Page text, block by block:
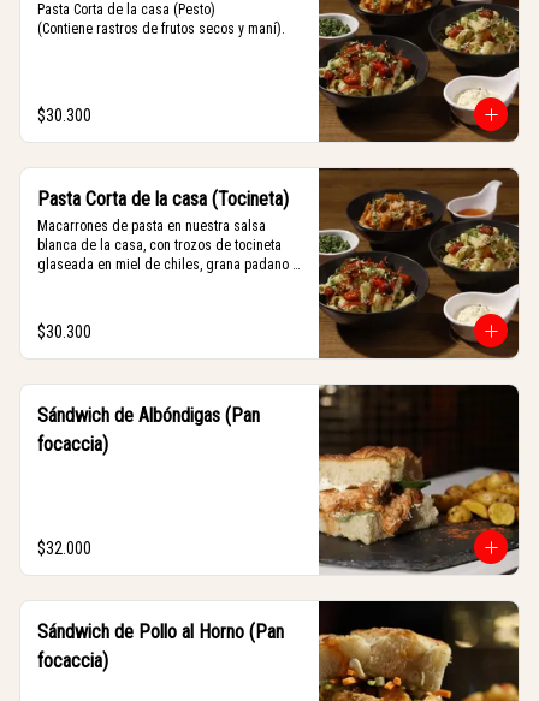
Pasta Corta de la casa (Pesto)
(Contiene rastros de frutos secos y maní).
$30.300
Pasta Corta de la casa (Tocineta)
Macarrones de pasta en nuestra salsa
blanca de la casa, con trozos de tocineta
glaseada en miel de chiles, grana padano y
$30.300
Sándwich de Albóndigas (Pan
focaccia)
$32.000
Sándwich de Pollo al Horno (Pan
focaccia)